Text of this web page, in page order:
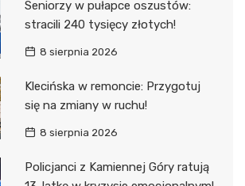
Seniorzy w pułapce oszustów:
stracili 240 tysięcy złotych!
8 sierpnia 2026
Klecińska w remoncie: Przygotuj
się na zmiany w ruchu!
8 sierpnia 2026
Policjanci z Kamiennej Góry ratują